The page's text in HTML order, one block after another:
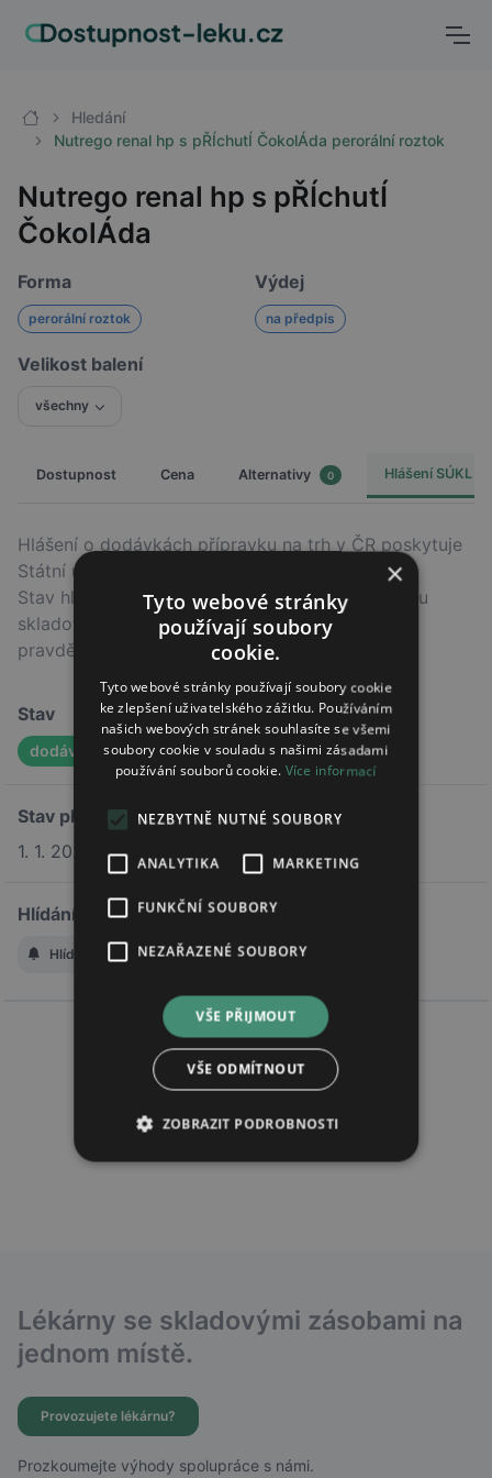
Hledání
Nutrego renal hp s pŘÍchutÍ ČokolÁda perorální roztok
Nutrego renal hp s pŘÍchutÍ
ČokolÁda
Forma
perorální roztok
Výdej
na předpis
Velikost balení
všechny
Dostupnost Cena Alternativy 0 Hlášení SÚKL
Hlášení o dodávkách přípravku na trh v ČR poskytuje
Státní ústav pro kontrolu léčiv (SÚKL).
Stav hlášení nemusí odpovídat skutečnému stavu
skladových zásob v lékárnách, ale indikuje
pravděpodobný trend.
Stav
dodávka zahájena
Stav platí od
1. 1. 2022
Hlídání změny stavu
Hlídat změnu stavu
Lékárny se skladovými zásobami na
jednom místě.
Provozujete lékárnu?
Prozkoumejte výhody spolupráce s námi.
×
Tyto webové stránky
používají soubory
cookie.
Tyto webové stránky používají soubory cookie
ke zlepšení uživatelského zážitku. Používáním
našich webových stránek souhlasíte se všemi
soubory cookie v souladu s našimi zásadami
používání souborů cookie. Více informací
NEZBYTNĚ NUTNÉ SOUBORY
ANALYTIKA MARKETING
FUNKČNÍ SOUBORY
NEZAŘAZENÉ SOUBORY
VŠE PŘIJMOUT
VŠE ODMÍTNOUT
ZOBRAZIT PODROBNOSTI